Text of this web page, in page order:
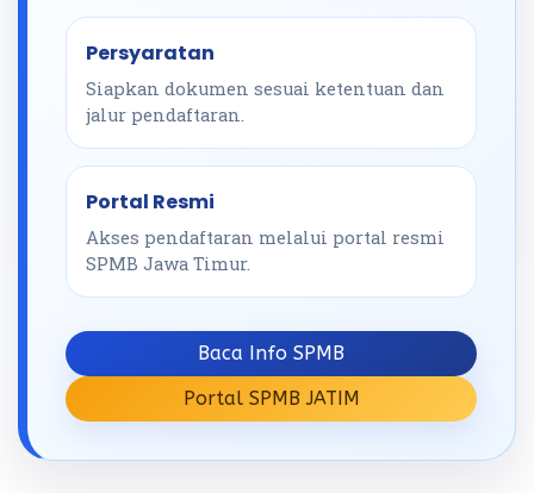
Persyaratan
Siapkan dokumen sesuai ketentuan dan
jalur pendaftaran.
Portal Resmi
Akses pendaftaran melalui portal resmi
SPMB Jawa Timur.
Baca Info SPMB
Portal SPMB JATIM